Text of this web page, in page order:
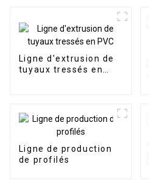
Ligne d'extrusion de
tuyaux tressés en
Ligne de production
de profilés